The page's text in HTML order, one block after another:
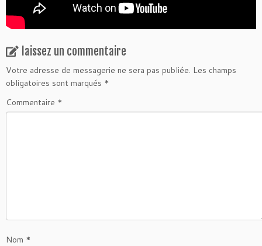
laissez un commentaire
Votre adresse de messagerie ne sera pas publiée. Les champs
obligatoires sont marqués *
Commentaire *
Nom *